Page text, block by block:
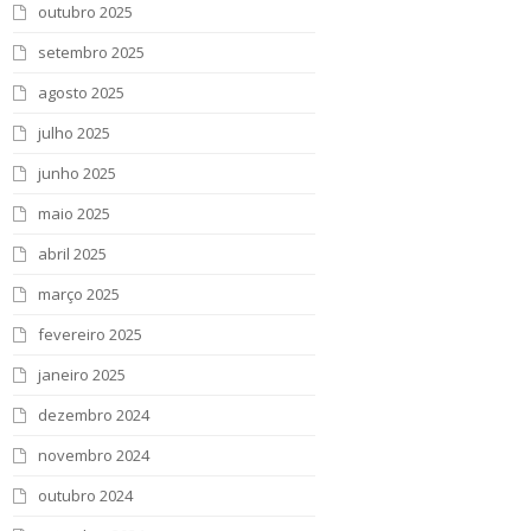
outubro 2025
setembro 2025
agosto 2025
julho 2025
junho 2025
maio 2025
abril 2025
março 2025
fevereiro 2025
janeiro 2025
dezembro 2024
novembro 2024
outubro 2024